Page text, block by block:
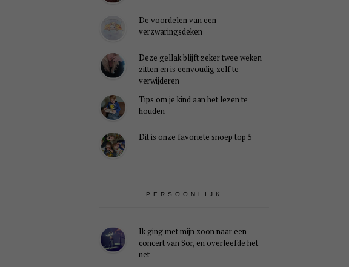
De voordelen van een
verzwaringsdeken
Deze gellak blijft zeker twee weken
zitten en is eenvoudig zelf te
verwijderen
Tips om je kind aan het lezen te
houden
Dit is onze favoriete snoep top 5
PERSOONLIJK
Ik ging met mijn zoon naar een
concert van Sor, en overleefde het
net